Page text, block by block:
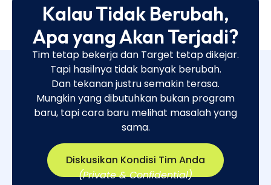
Kalau Tidak Berubah,
Apa yang Akan Terjadi?
Tim tetap bekerja dan Target tetap dikejar.
Tapi hasilnya tidak banyak berubah.
Dan tekanan justru semakin terasa.
Mungkin yang dibutuhkan bukan program
baru, tapi cara baru melihat masalah yang
sama.​
Diskusikan Kondisi Tim Anda
(Private & Confidential)